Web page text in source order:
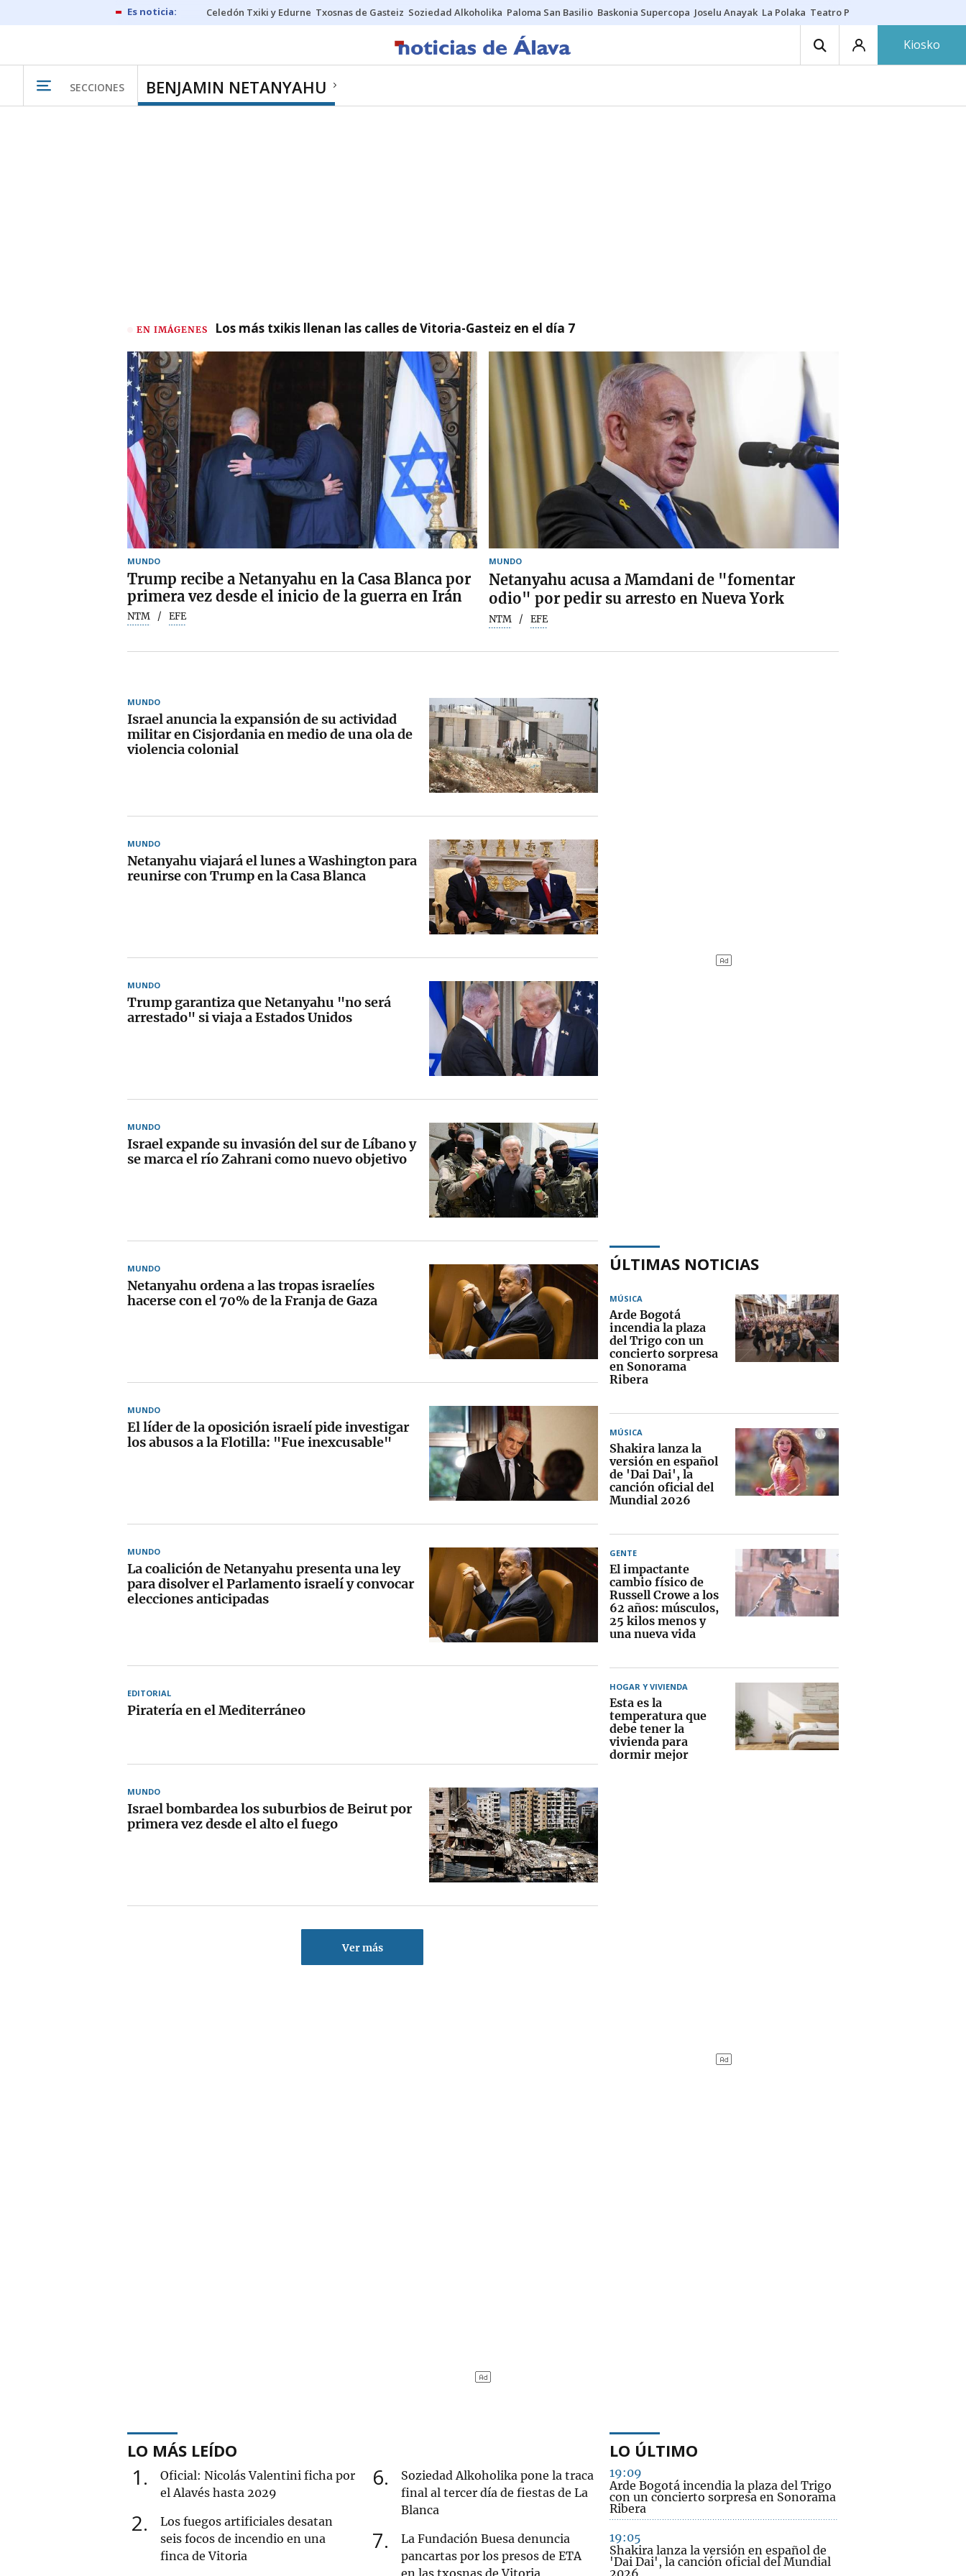
Celedón Txiki y Edurne Txosnas de Gasteiz Soziedad Alkoholika Paloma San Basilio Baskonia Supercopa Joselu Anayak La Polaka Teatro Principal
Kiosko
SECCIONES BENJAMIN NETANYAHU
EN IMÁGENES Los más txikis llenan las calles de Vitoria-Gasteiz en el día 7
MUNDO
Trump recibe a Netanyahu en la Casa Blanca por
primera vez desde el inicio de la guerra en Irán
NTM EFE
MUNDO
Netanyahu acusa a Mamdani de "fomentar
odio" por pedir su arresto en Nueva York
NTM EFE
MUNDO
Israel anuncia la expansión de su actividad
militar en Cisjordania en medio de una ola de
violencia colonial
MUNDO
Netanyahu viajará el lunes a Washington para
reunirse con Trump en la Casa Blanca
MUNDO
Trump garantiza que Netanyahu "no será
arrestado" si viaja a Estados Unidos
MUNDO
Israel expande su invasión del sur de Líbano y
se marca el río Zahrani como nuevo objetivo
MUNDO
Netanyahu ordena a las tropas israelíes
hacerse con el 70% de la Franja de Gaza
MUNDO
El líder de la oposición israelí pide investigar
los abusos a la Flotilla: "Fue inexcusable"
MUNDO
La coalición de Netanyahu presenta una ley
para disolver el Parlamento israelí y convocar
elecciones anticipadas
EDITORIAL
Piratería en el Mediterráneo
MUNDO
Israel bombardea los suburbios de Beirut por
primera vez desde el alto el fuego
Ver más
ÚLTIMAS NOTICIAS
MÚSICA
Arde Bogotá
incendia la plaza
del Trigo con un
concierto sorpresa
en Sonorama
Ribera
MÚSICA
Shakira lanza la
versión en español
de 'Dai Dai', la
canción oficial del
Mundial 2026
GENTE
El impactante
cambio físico de
Russell Crowe a los
62 años: músculos,
25 kilos menos y
una nueva vida
HOGAR Y VIVIENDA
Esta es la
temperatura que
debe tener la
vivienda para
dormir mejor
LO MÁS LEÍDO
1
Oficial: Nicolás Valentini ficha por
el Alavés hasta 2029
2
Los fuegos artificiales desatan
seis focos de incendio en una
finca de Vitoria
6
Soziedad Alkoholika pone la traca
final al tercer día de fiestas de La
Blanca
7
La Fundación Buesa denuncia
pancartas por los presos de ETA
en las txosnas de Vitoria
LO ÚLTIMO
19:09
Arde Bogotá incendia la plaza del Trigo
con un concierto sorpresa en Sonorama
Ribera
19:05
Shakira lanza la versión en español de
'Dai Dai', la canción oficial del Mundial
2026